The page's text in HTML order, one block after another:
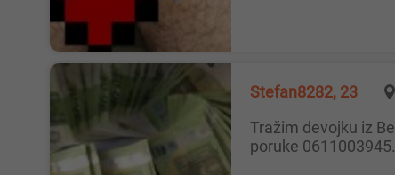
Stefan8282, 23
Tražim devojku iz Beograda za upoznavanje uz moju nadoknadu.Imam 23 godine. Javite se samo na wa bez proziva samo
poruke 0611003945.